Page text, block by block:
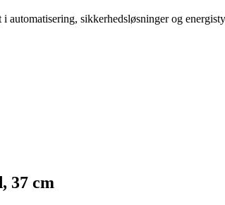
sikkerhedsløsninger og
37 cm